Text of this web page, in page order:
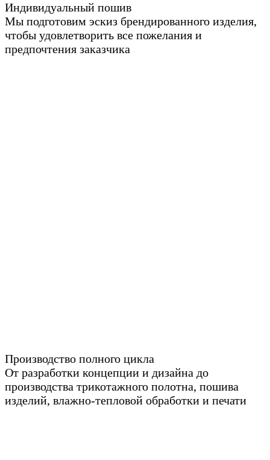
Индивидуальный пошив
Мы подготовим эскиз брендированного изделия,
чтобы удовлетворить все пожелания и
предпочтения заказчика
Производство полного цикла
От разработки концепции и дизайна до
производства трикотажного полотна, пошива
изделий, влажно-тепловой обработки и печати